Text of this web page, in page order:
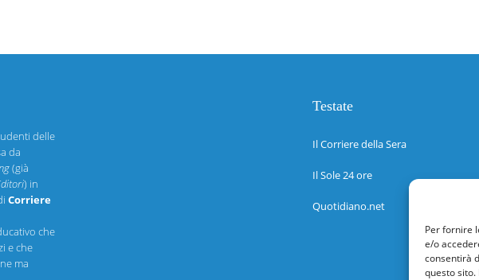
Per fornire
e/o
consentirà
questo sito.
delle
da
(già
) in
Corriere
che
e che
ma
Testate
Il Corriere della Sera
Il Sole 24 ore
Quotidiano.net